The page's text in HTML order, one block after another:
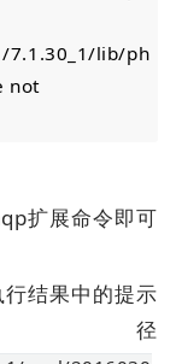
7.1.30_1/lib/ph
not
扩展命令即可
结果中的提示